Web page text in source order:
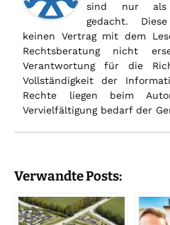
sind nur als
gedacht.
keinen Vertrag mit dem
Rechtsberatung nicht
Verantwortung für die
Vollständigkeit der
Rechte liegen beim
Vervielfältigung bedarf der
Verwandte Posts: